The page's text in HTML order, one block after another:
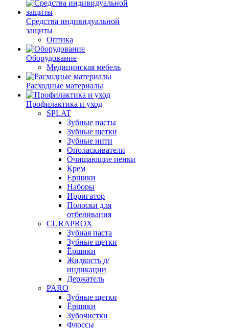
Средства индивидуальной
защиты
Оптика
Оборудование
Медицинская мебель
Расходные материалы
Профилактика и уход
SPLAT
Зубные пасты
Зубные щетки
Зубные нити
Ополаскиватели
Очищающие пенки
Крем
Ёршики
Наборы
Ирригатор
Полоски для
отбеливания
CURAPROX
Зубная паста
Зубные щетки
Ёршики
Жидкость д/
индикации
Держатель
PARO
Зубные щетки
Ёршики
Зубочистки
Флоссы